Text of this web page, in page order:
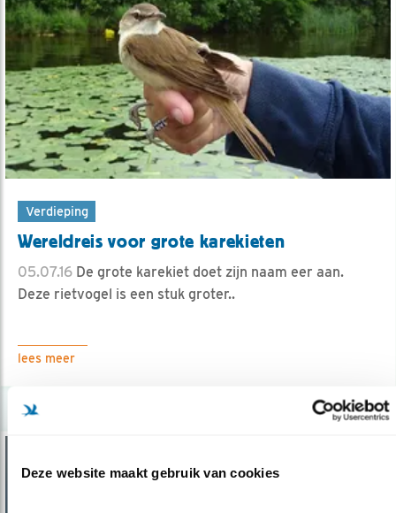
Deze website maakt gebruik van cookies
Verdieping
Wereldreis voor grote karekieten
05.07.16 De grote karekiet doet zijn naam eer aan.
Deze rietvogel is een stuk groter..
lees meer